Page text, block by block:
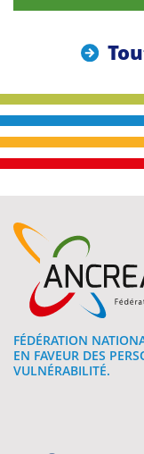
FÉDÉRATION
EN FAVEUR DES
VULNÉRABILITÉ.